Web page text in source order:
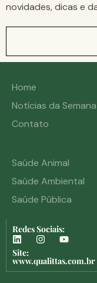
novidades, dicas e
Home
Notícias da Semana
Contato
Saúde Animal
Saúde Ambiental
Saúde Pública
Redes Sociais:
Site:
www.qualittas.com.br